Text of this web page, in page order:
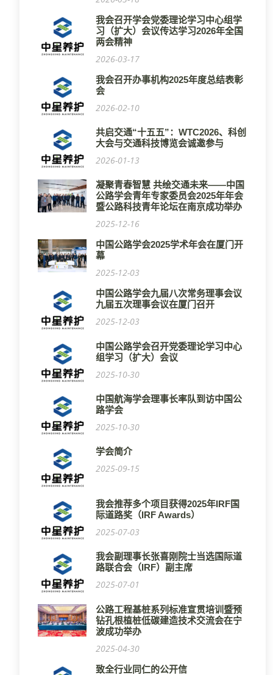
我会召开学会党委理论学习中心组学
习（扩大）会议传达学习2026年全国
两会精神
2026-03-17
我会召开办事机构2025年度总结表彰
会
2026-02-10
共启交通“十五五”：WTC2026、科创
大会与交通科技博览会诚邀参与
2026-01-13
凝聚青春智慧 共绘交通未来——中国
公路学会青年专家委员会2025年年会
暨公路科技青年论坛在南京成功举办
2025-12-16
中国公路学会2025学术年会在厦门开
幕
2025-12-03
中国公路学会九届八次常务理事会议
九届五次理事会议在厦门召开
2025-12-03
中国公路学会召开党委理论学习中心
组学习（扩大）会议
2025-10-30
中国航海学会理事长率队到访中国公
路学会
2025-10-30
学会简介
2025-09-15
我会推荐多个项目获得2025年IRF国
际道路奖（IRF Awards）
2025-07-03
我会副理事长张喜刚院士当选国际道
路联合会（IRF）副主席
2025-07-01
公路工程基桩系列标准宣贯培训暨预
钻孔根植桩低碳建造技术交流会在宁
波成功举办
2025-04-30
致全行业同仁的公开信